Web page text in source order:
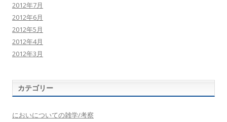
2012年7月
2012年6月
2012年5月
2012年4月
2012年3月
カテゴリー
においについての雑学/考察